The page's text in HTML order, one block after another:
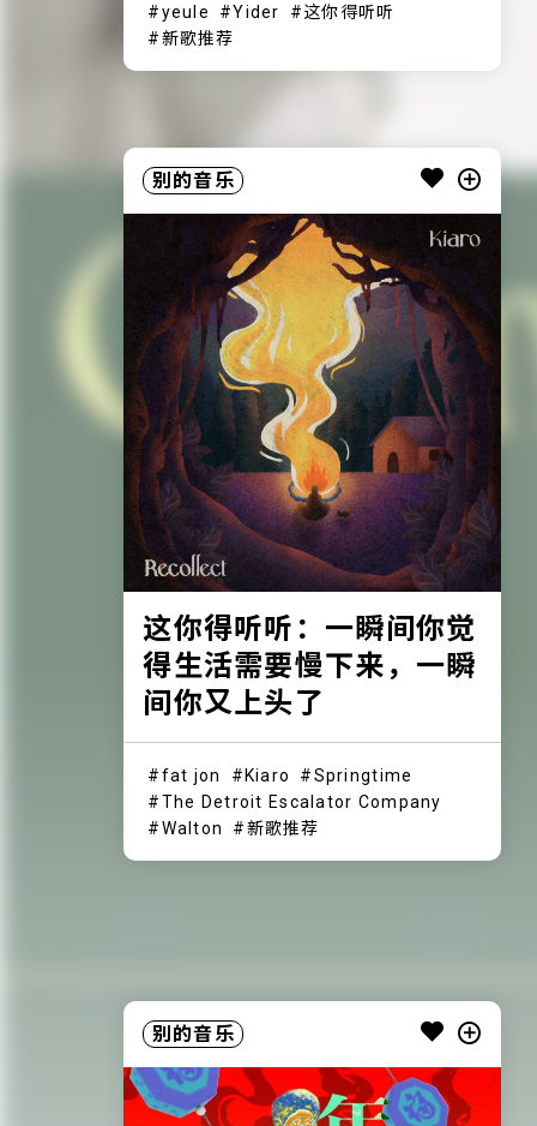
yeule
Yider
这你得听听
新歌推荐
别的音乐
这你得听听：一瞬间你觉
得生活需要慢下来，一瞬
间你又上头了
fat jon Kiaro
Springtime
The Detroit Escalator Company
Walton
新歌推荐
别的音乐